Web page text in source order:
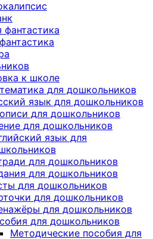
фантастика
к школе
для дошкольников
язык для дошкольников
для дошкольников
для дошкольников
язык для
для дошкольников
для дошкольников
для дошкольников
для дошкольников
для дошкольников
для дошкольников
Методические пособия для